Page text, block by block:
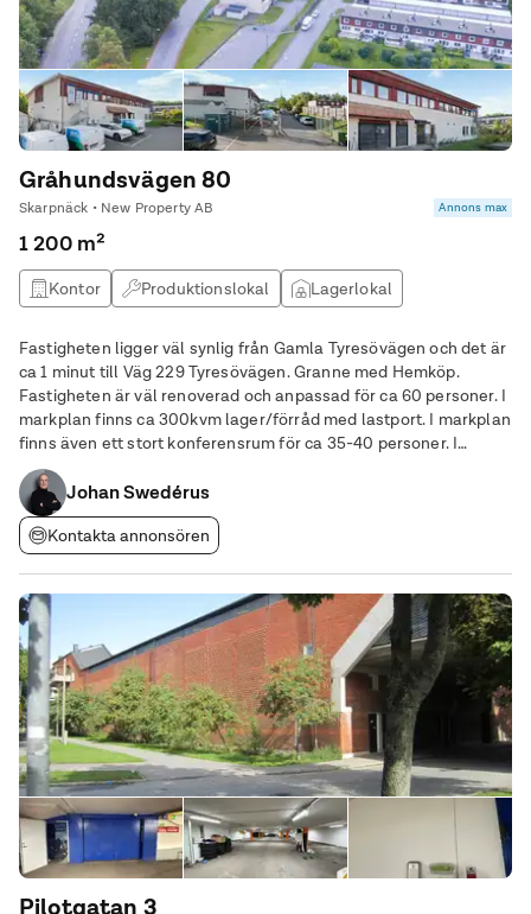
Gråhundsvägen 80
Skarpnäck • New Property AB Annons max
1 200 m²
Kontor Produktionslokal
Lagerlokal
Fastigheten ligger väl synlig från Gamla Tyresövägen och det är
ca 1 minut till Väg 229 Tyresövägen. Granne med Hemköp.
Fastigheten är väl renoverad och anpassad för ca 60 personer. I
markplan finns ca 300kvm lager/förråd med lastport. I markplan
finns även ett stort konferensrum för ca 35-40 personer. I
anslutning till fastigheten finns ca 40-50 p-platser varav ca 20
har el laddning. Det finns
Johan Swedérus
Kontakta annonsören
Pilotgatan 3